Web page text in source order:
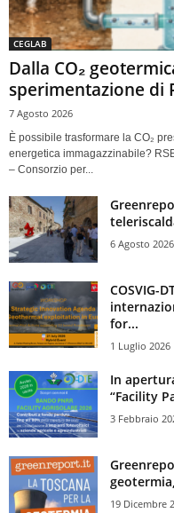
CEGLAB
Dalla CO₂
sperimentazione di
7 Agosto 2026
È possibile trasformare la CO₂
energetica immagazzinabile?
– Consorzio per...
6 Agosto 2026
COSVIG-
for...
1 Luglio 2026
In
“Facility
3 Febbraio
19 Dicembre